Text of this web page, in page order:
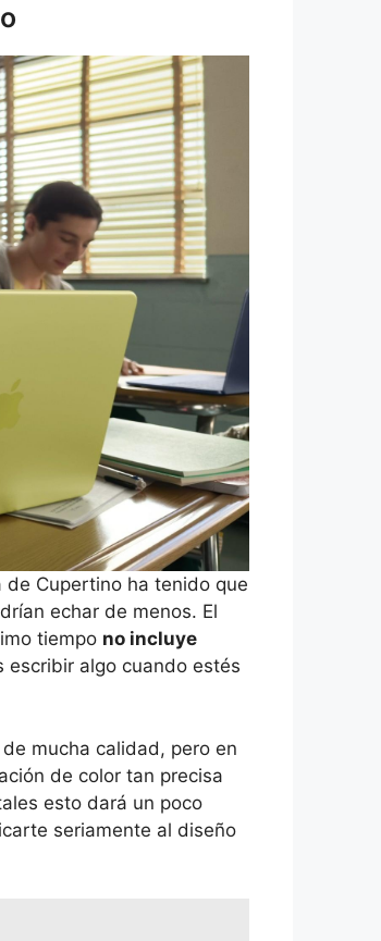
Cupertino ha tenido que
echar de menos. El
tiempo no incluye
escribir algo cuando estés
mucha calidad, pero en
de color tan precisa
esto dará un poco
seriamente al diseño